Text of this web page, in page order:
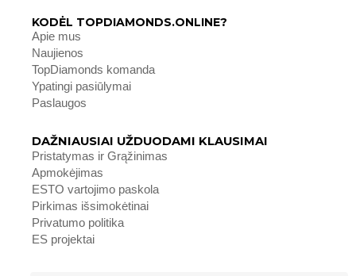
KODĖL TOPDIAMONDS.ONLINE?
Apie mus
Naujienos
TopDiamonds komanda
Ypatingi pasiūlymai
Paslaugos
DAŽNIAUSIAI UŽDUODAMI KLAUSIMAI
Pristatymas ir Grąžinimas
Apmokėjimas
ESTO vartojimo paskola
Pirkimas išsimokėtinai
Privatumo politika
ES projektai